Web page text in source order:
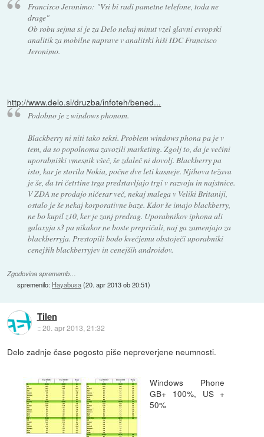
Francisco Jeronimo: "Vsi bi radi pametne telefone, toda ne
drage"
Ob robu sejma si je za Delo nekaj minut vzel glavni evropski
analitik za mobilne naprave v analitski hiši IDC Francisco
Jeronimo.
http://www.delo.si/druzba/infoteh/bened...
Podobno je z windows phonom.
Blackberry ni niti tako seksi. Problem windows phona pa je v
tem, da so popolnoma zavozili marketing. Zgolj to, da je večini
uporabniški vmesnik všeč, še zdaleč ni dovolj. Blackberry pa
isto, kar je storila Nokia, počne dve leti kasneje. Njihova težava
je še, da tri četrtine trga predstavljajo trgi v razvoju in najstnice.
V ZDA ne prodajo ničesar več, nekaj malega v Veliki Britaniji,
ostalo je še nekaj korporativne baze. Kdor še imajo blackberry,
ne bo kupil z10, ker je zanj predrag. Uporabnikov iphona ali
galaxyja s3 pa nikakor ne boste prepričali, naj ga zamenjajo za
blackberryja. Prestopili bodo kvečjemu obstoječi uporabniki
cenejših blackberryjev in cenejših androidov.
Zgodovina sprememb…
spremenilo: Hayabusa(20. apr 2013 ob 20:51)
Tilen
::20. apr 2013, 21:32
Delo zadnje čase pogosto piše nepreverjene neumnosti.
Windows Phone
GB+ 100%, US +
50%